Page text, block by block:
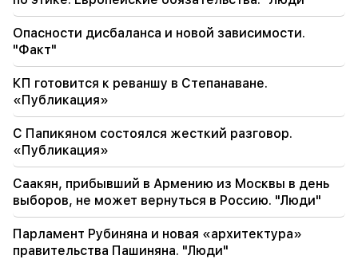
В одном из домов на улице Закария Канакерцу
в Ереване произошел пожар.
Это беспрецедентный позор. Меликян об
уголовном деле против Католикоса и
судебном заседании (видео)
20:56
Остерегайтесь фейковых страниц и
кражу банковских реквизитов (фото)
КС принял вопрос о конституционности
соглашения ТРИПП между Арменией и США
Опасности дисбаланса и новой зависимости.
"Факт"
КП готовится к реваншу в Степанаване.
«Публикация»
С Папикяном состоялся жесткий разговор.
«Публикация»
Саакян, прибывший в Армению из Москвы в день
выборов, не может вернуться в Россию. "Люди"
Парламент Рубиняна и новая «архитектура»
правительства Пашиняна. "Люди"